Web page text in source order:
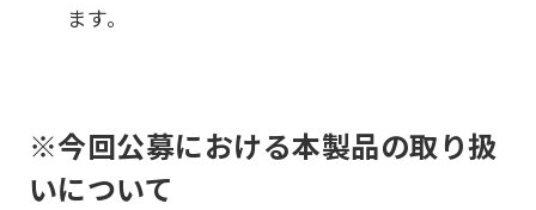
ます。
※今回公募における本製品の取り扱
いについて